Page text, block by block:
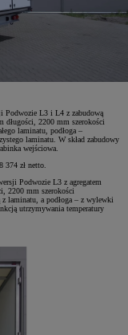
Podwozie L3 i L4 z zabudową
2200 mm szerokości
laminatu, podłoga –
laminatu. W skład zabudowy
wejściowa.
374 zł netto.
Podwozie L3 z agregatem
2200 mm szerokości
laminatu, a podłoga – z wylewki
utrzymywania temperatury